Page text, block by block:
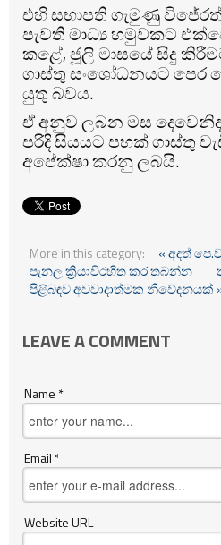
එහි සභාපති ගැමුණු
පැවති මාධ්‍ය හමුවකට
කළේ, ජූලි මාසයේ සිදු
ගාස්තු සංශෝධනයට පෙර
යුතු බවය.
ඒ අනුව ලබන මස
පරිදි සියයට පහක් ගාස්තු
අපේක්ෂා කරනු ලබයි.
More in this category:
« අදත්
පැනල ක්‍රියාවිරහිත කර තබන්න
පිළිබඳව අවවාදාත්මක නිවේදනයක්
LEAVE A COMMENT
Name *
Email *
Website URL